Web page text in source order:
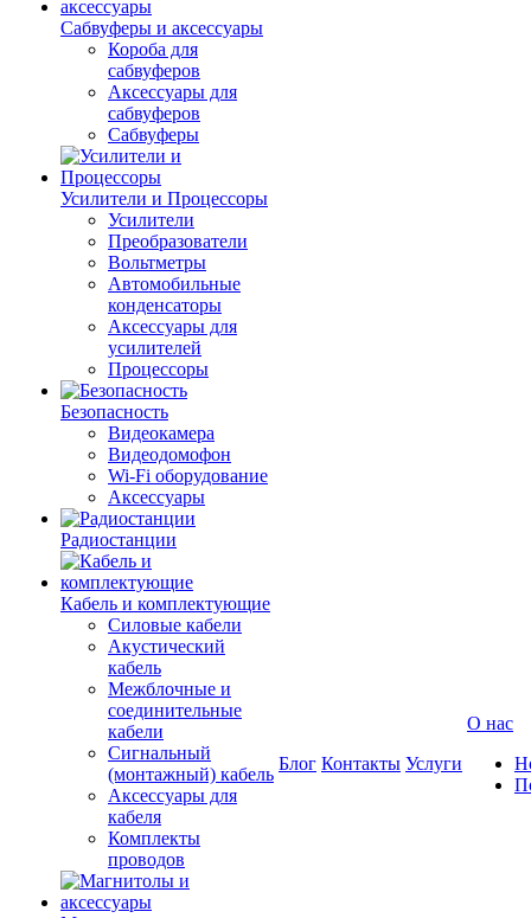
Сабвуферы и аксессуары
Короба для
сабвуферов
Аксессуары для
сабвуферов
Сабвуферы
Усилители и Процессоры
Усилители
Преобразователи
Вольтметры
Автомобильные
конденсаторы
Аксессуары для
усилителей
Процессоры
Безопасность
Видеокамера
Видеодомофон
Wi-Fi оборудование
Аксессуары
Радиостанции
Кабель и комплектующие
Силовые кабели
Акустический
кабель
Межблочные и
соединительные
кабели
Сигнальный
(монтажный) кабель
Аксессуары для
кабеля
Комплекты
проводов
Блог Контакты Услуги
О нас